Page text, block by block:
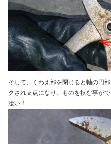
そして、くわえ部を閉じると軸の円
クされ支点になり、ものを挟む事が
凄い！